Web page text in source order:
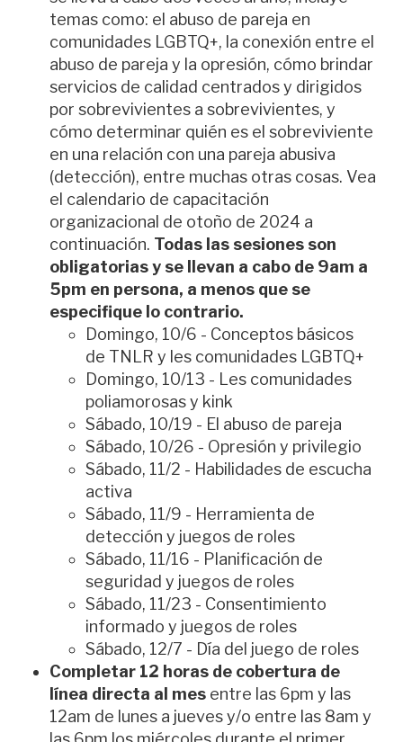
temas como: el abuso de pareja en
comunidades LGBTQ+, la conexión entre el
abuso de pareja y la opresión, cómo brindar
servicios de calidad centrados y dirigidos
por sobrevivientes a sobrevivientes, y
cómo determinar quién es el sobreviviente
en una relación con una pareja abusiva
(detección), entre muchas otras cosas. Vea
el calendario de capacitación
organizacional de otoño de 2024 a
continuación. Todas las sesiones son
obligatorias y se llevan a cabo de 9am a
5pm en persona, a menos que se
especifique lo contrario.
Domingo, 10/6 - Conceptos básicos
de TNLR y les comunidades LGBTQ+
Domingo, 10/13 - Les comunidades
poliamorosas y kink
Sábado, 10/19 - El abuso de pareja
Sábado, 10/26 - Opresión y privilegio
Sábado, 11/2 - Habilidades de escucha
activa
Sábado, 11/9 - Herramienta de
detección y juegos de roles
Sábado, 11/16 - Planificación de
seguridad y juegos de roles
Sábado, 11/23 - Consentimiento
informado y juegos de roles
Sábado, 12/7 - Día del juego de roles
Completar 12 horas de cobertura de
línea directa al mes entre las 6pm y las
12am de lunes a jueves y/o entre las 8am y